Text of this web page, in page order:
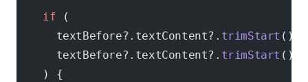
    if
(
      textBefore?.textContent?.
trimStart ().
      textBefore?.textContent?.
trimStart ().
    ) {